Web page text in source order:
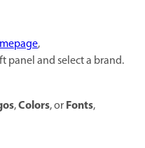
,
panel and select a brand.
,Colors, orFonts,